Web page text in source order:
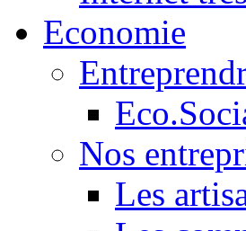
Economie
Nos
Les